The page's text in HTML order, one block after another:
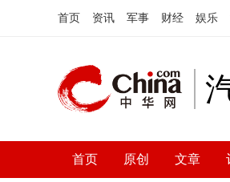
首页 资讯 军事 财经 娱乐
首页 原创 文章